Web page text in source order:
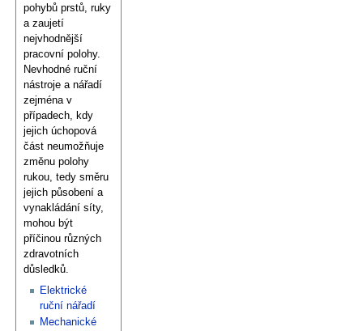
pohybů prstů, ruky
a zaujetí
nejvhodnější
pracovní polohy.
Nevhodné ruční
nástroje a nářadí
zejména v
případech, kdy
jejich úchopová
část neumožňuje
změnu polohy
rukou, tedy směru
jejich působení a
vynakládání síty,
mohou být
příčinou různých
zdravotních
důsledků.
Elektrické
ruční nářadí
Mechanické